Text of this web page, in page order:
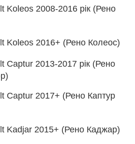
Koleos 2008-2016 рік (Рено
Koleos 2016+ (Рено Колеос)
Captur 2013-2017 рік (Рено
Captur 2017+ (Рено Каптур
Kadjar 2015+ (Рено Каджар)